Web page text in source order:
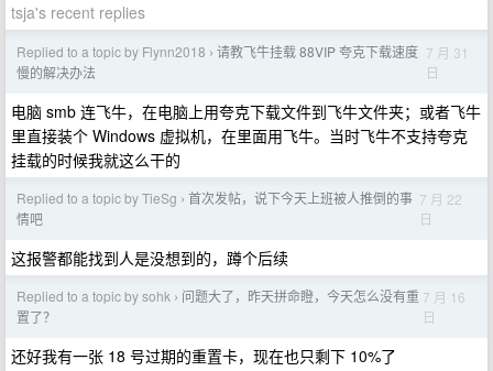
tsja's recent replies
Replied to a topic by Flynn2018 › 请教飞牛挂载 88VIP 夸克下载速度
慢的解决办法
7 月 31
日
电脑 smb 连飞牛，在电脑上用夸克下载文件到飞牛文件夹；或者飞牛
里直接装个 Windows 虚拟机，在里面用飞牛。当时飞牛不支持夸克
挂载的时候我就这么干的
Replied to a topic by TieSg › 首次发帖，说下今天上班被人推倒的事
情吧
7 月 22
日
这报警都能找到人是没想到的，蹲个后续
Replied to a topic by sohk › 问题大了，昨天拼命瞪，今天怎么没有重
置了？
7 月 16
日
还好我有一张 18 号过期的重置卡，现在也只剩下 10%了